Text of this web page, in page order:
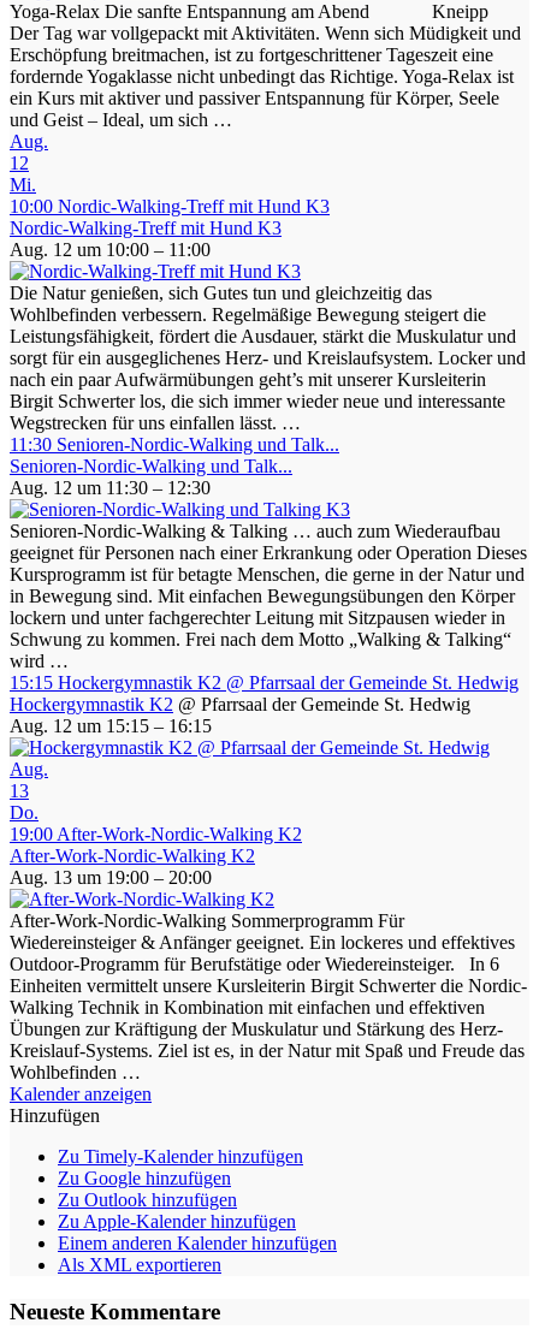
Yoga-Relax Die sanfte Entspannung am Abend Kneipp
Der Tag war vollgepackt mit Aktivitäten. Wenn sich Müdigkeit und
Erschöpfung breitmachen, ist zu fortgeschrittener Tageszeit eine
fordernde Yogaklasse nicht unbedingt das Richtige. Yoga-Relax ist
ein Kurs mit aktiver und passiver Entspannung für Körper, Seele
und Geist – Ideal, um sich …
Aug.
12
Mi.
10:00 Nordic-Walking-Treff mit Hund K3
Nordic-Walking-Treff mit Hund K3
Aug. 12 um 10:00 – 11:00
Die Natur genießen, sich Gutes tun und gleichzeitig das
Wohlbefinden verbessern. Regelmäßige Bewegung steigert die
Leistungsfähigkeit, fördert die Ausdauer, stärkt die Muskulatur und
sorgt für ein ausgeglichenes Herz- und Kreislaufsystem. Locker und
nach ein paar Aufwärmübungen geht’s mit unserer Kursleiterin
Birgit Schwerter los, die sich immer wieder neue und interessante
Wegstrecken für uns einfallen lässt. …
11:30 Senioren-Nordic-Walking und Talk...
Senioren-Nordic-Walking und Talk...
Aug. 12 um 11:30 – 12:30
Senioren-Nordic-Walking & Talking … auch zum Wiederaufbau
geeignet für Personen nach einer Erkrankung oder Operation Dieses
Kursprogramm ist für betagte Menschen, die gerne in der Natur und
in Bewegung sind. Mit einfachen Bewegungsübungen den Körper
lockern und unter fachgerechter Leitung mit Sitzpausen wieder in
Schwung zu kommen. Frei nach dem Motto „Walking & Talking“
wird …
15:15 Hockergymnastik K2 @ Pfarrsaal der Gemeinde St. Hedwig
Hockergymnastik K2 @ Pfarrsaal der Gemeinde St. Hedwig
Aug. 12 um 15:15 – 16:15
Aug.
13
Do.
19:00 After-Work-Nordic-Walking K2
After-Work-Nordic-Walking K2
Aug. 13 um 19:00 – 20:00
After-Work-Nordic-Walking Sommerprogramm Für
Wiedereinsteiger & Anfänger geeignet. Ein lockeres und effektives
Outdoor-Programm für Berufstätige oder Wiedereinsteiger. In 6
Einheiten vermittelt unsere Kursleiterin Birgit Schwerter die Nordic-
Walking Technik in Kombination mit einfachen und effektiven
Übungen zur Kräftigung der Muskulatur und Stärkung des Herz-
Kreislauf-Systems. Ziel ist es, in der Natur mit Spaß und Freude das
Wohlbefinden …
Kalender anzeigen
Hinzufügen
Zu Timely-Kalender hinzufügen
Zu Google hinzufügen
Zu Outlook hinzufügen
Zu Apple-Kalender hinzufügen
Einem anderen Kalender hinzufügen
Als XML exportieren
Neueste Kommentare